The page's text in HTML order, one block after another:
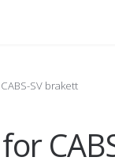
SV brakett